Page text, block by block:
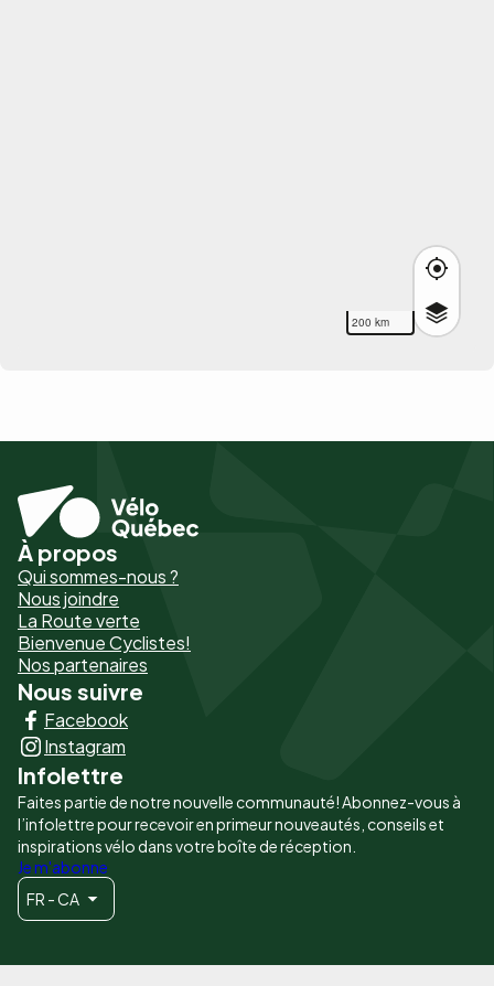
200 km
Pied
de
page
-
Liens
principaux
À propos
Qui sommes-nous ?
Nous joindre
La Route verte
Bienvenue Cyclistes!
Nos partenaires
Nous suivre
Facebook
Instagram
Infolettre
Faites partie de notre nouvelle communauté! Abonnez-vous à
l’infolettre pour recevoir en primeur nouveautés, conseils et
inspirations vélo dans votre boîte de réception.
Je m'abonne
FR - CA